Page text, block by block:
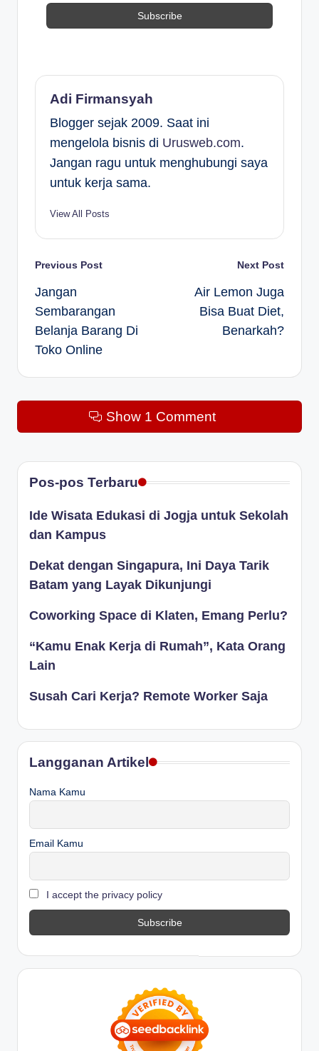
Adi Firmansyah
Blogger sejak 2009. Saat ini
mengelola bisnis di Urusweb.com.
Jangan ragu untuk menghubungi saya
untuk kerja sama.
View All Posts
Post
navigation
Previous Post
Jangan
Sembarangan
Belanja Barang Di
Toko Online
Next Post
Air Lemon Juga
Bisa Buat Diet,
Benarkah?
Show 1 Comment
Pos-pos Terbaru
Ide Wisata Edukasi di Jogja untuk Sekolah
dan Kampus
Dekat dengan Singapura, Ini Daya Tarik
Batam yang Layak Dikunjungi
Coworking Space di Klaten, Emang Perlu?
“Kamu Enak Kerja di Rumah”, Kata Orang
Lain
Susah Cari Kerja? Remote Worker Saja
Langganan Artikel
Nama Kamu
Email Kamu
I accept the privacy policy